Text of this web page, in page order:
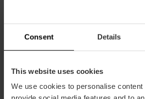
Consent Details
This website uses cookies
We use cookies to personalise content